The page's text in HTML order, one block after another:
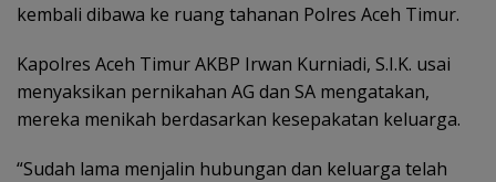
kembali dibawa ke ruang tahanan Polres Aceh Timur.
Kapolres Aceh Timur AKBP Irwan Kurniadi, S.I.K. usai
menyaksikan pernikahan AG dan SA mengatakan,
mereka menikah berdasarkan kesepakatan keluarga.
“Sudah lama menjalin hubungan dan keluarga telah